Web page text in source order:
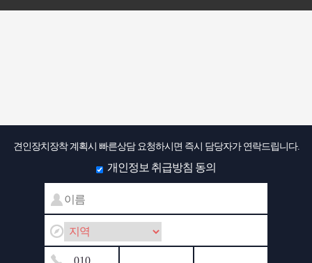
견인장치장착 계획시 빠른상담 요청하시면 즉시 담당자가 연락드립니다.
개인정보 취급방침 동의